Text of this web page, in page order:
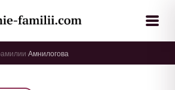
Амнилогова